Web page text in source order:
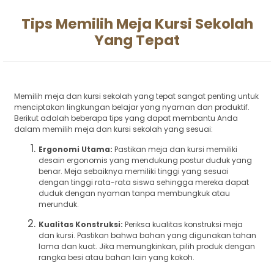
Tips Memilih Meja Kursi Sekolah
Yang Tepat
Memilih meja dan kursi sekolah yang tepat sangat penting untuk
menciptakan lingkungan belajar yang nyaman dan produktif.
Berikut adalah beberapa tips yang dapat membantu Anda
dalam memilih meja dan kursi sekolah yang sesuai:
Ergonomi Utama: Pastikan meja dan kursi memiliki
desain ergonomis yang mendukung postur duduk yang
benar. Meja sebaiknya memiliki tinggi yang sesuai
dengan tinggi rata-rata siswa sehingga mereka dapat
duduk dengan nyaman tanpa membungkuk atau
merunduk.
Kualitas Konstruksi: Periksa kualitas konstruksi meja
dan kursi. Pastikan bahwa bahan yang digunakan tahan
lama dan kuat. Jika memungkinkan, pilih produk dengan
rangka besi atau bahan lain yang kokoh.